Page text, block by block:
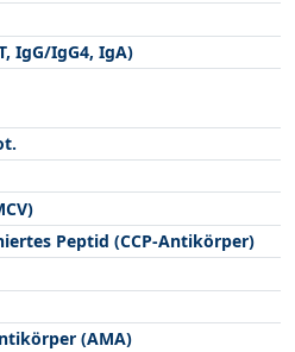
IgG/IgG4, IgA)
Peptid (CCP-Antikörper)
(AMA)